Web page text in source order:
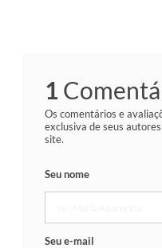
1
Os comentários e
exclusiva de seus
site.
Seu nome
Seu e-mail